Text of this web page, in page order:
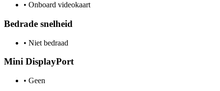
• Onboard videokaart
Bedrade snelheid
• Niet bedraad
Mini DisplayPort
• Geen